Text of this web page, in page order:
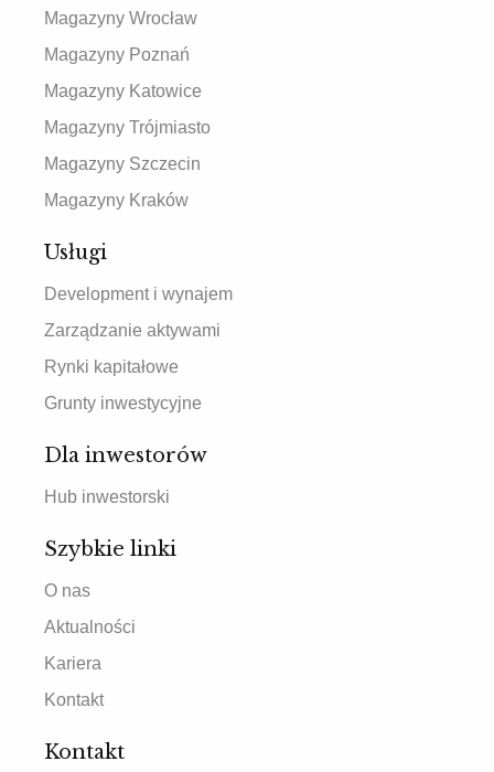
Magazyny Wrocław
Magazyny Poznań
Magazyny Katowice
Magazyny Trójmiasto
Magazyny Szczecin
Magazyny Kraków
Usługi
Development i wynajem
Zarządzanie aktywami
Rynki kapitałowe
Grunty inwestycyjne
Dla inwestorów
Hub inwestorski
Szybkie linki
O nas
Aktualności
Kariera
Kontakt
Kontakt